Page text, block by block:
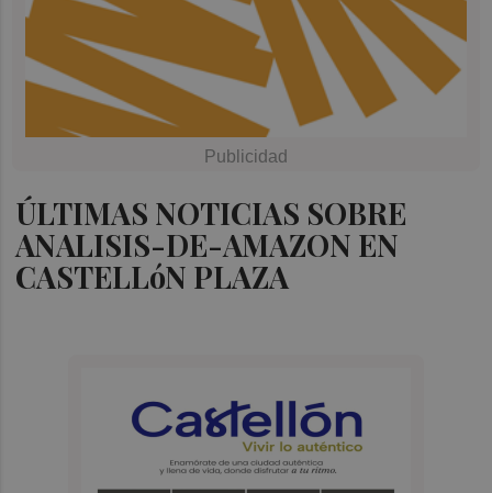
ÚLTIMAS NOTICIAS SOBRE
ANALISIS-DE-AMAZON EN
CASTELLóN PLAZA